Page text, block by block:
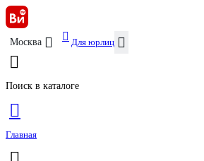
Москва Для юрлиц
Поиск в каталоге
Главная